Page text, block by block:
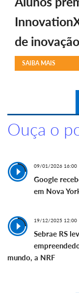
de
SAIBA MAIS
Ouça o
09/01/2026 16:00
Google
em Nova
19/12/2025 12:00
Sebrae RS
mundo, a NRF